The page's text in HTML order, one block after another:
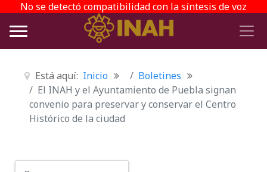
No se detectó compatibilidad con la síntesis de voz
Está aquí: Inicio
Boletines
El INAH y el Ayuntamiento de Puebla signan
convenio para preservar y conservar el Centro
Histórico de la ciudad